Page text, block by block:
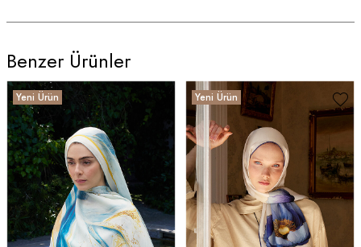
Benzer Ürünler
Yeni Ürün Yeni Ürün